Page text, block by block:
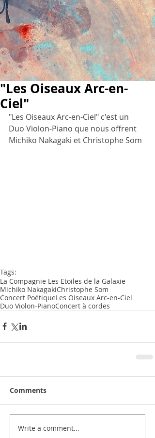
"Les Oiseaux Arc-en-
Ciel"
"Les Oiseaux Arc-en-Ciel" c'est un
Duo Violon-Piano que nous offrent
Michiko Nakagaki et Christophe Som
Tags:
La Compagnie Les Etoiles de la Galaxie
Michiko NakagakiChristophe Som
Concert PoétiqueLes Oiseaux Arc-en-Ciel
Duo Violon-PianoConcert à cordes
Comments
Write a comment...